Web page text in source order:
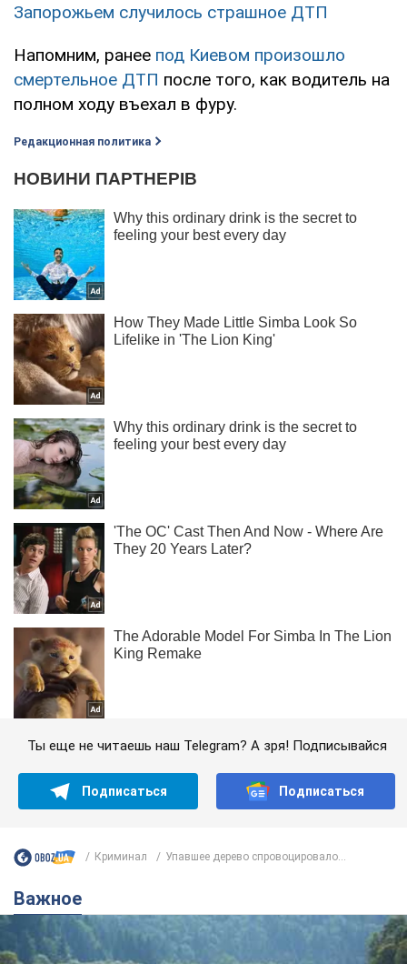
Запорожьем случилось страшное ДТП
Напомним, ранее под Киевом произошло
смертельное ДТП после того, как водитель на
полном ходу въехал в фуру.
Редакционная политика
Ты еще не читаешь наш Telegram? А зря! Подписывайся
Подписаться Подписаться
Криминал Упавшее дерево спровоцировало...
Важное